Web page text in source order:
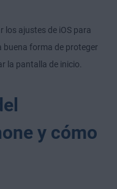
los ajustes de iOS para
buena forma de proteger
la pantalla de inicio.
y cómo